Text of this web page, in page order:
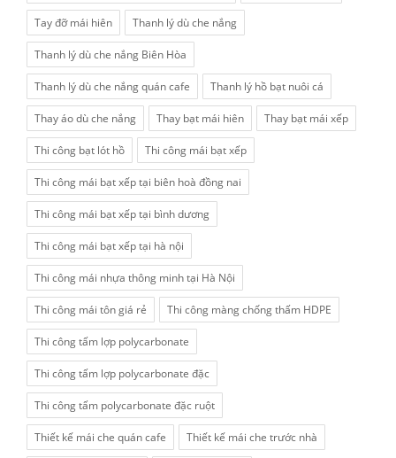
Tay đỡ mái hiên Thanh lý dù che nắng
Thanh lý dù che nắng Biên Hòa
Thanh lý dù che nắng quán cafe Thanh lý hồ bạt nuôi cá
Thay áo dù che nắng Thay bạt mái hiên Thay bạt mái xếp
Thi công bạt lót hồ Thi công mái bạt xếp
Thi công mái bạt xếp tại biên hoà đồng nai
Thi công mái bạt xếp tại bình dương
Thi công mái bạt xếp tại hà nội
Thi công mái nhựa thông minh tại Hà Nội
Thi công mái tôn giá rẻ Thi công màng chống thấm HDPE
Thi công tấm lợp polycarbonate
Thi công tấm lợp polycarbonate đặc
Thi công tấm polycarbonate đặc ruột
Thiết kế mái che quán cafe Thiết kế mái che trước nhà